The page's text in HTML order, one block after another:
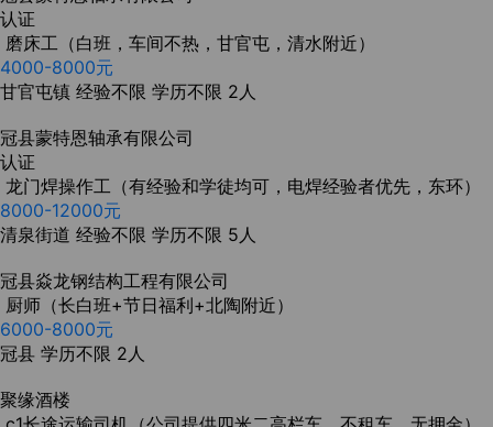
认证
磨床工（白班，车间不热，甘官屯，清水附近）
4000-8000元
甘官屯镇 经验不限 学历不限 2人
冠县蒙特恩轴承有限公司
认证
龙门焊操作工（有经验和学徒均可，电焊经验者优先，东环）
8000-12000元
清泉街道 经验不限 学历不限 5人
冠县焱龙钢结构工程有限公司
厨师（长白班+节日福利+北陶附近）
6000-8000元
冠县 学历不限 2人
聚缘酒楼